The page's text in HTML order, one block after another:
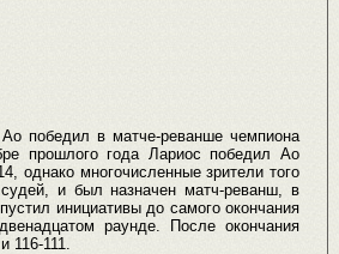
победил в матче-реванше чемпиона
прошлого года Лариос победил Ао
однако многочисленные зрители того
и был назначен матч-реванш, в
инициативы до самого окончания
раунде. После окончания
111.